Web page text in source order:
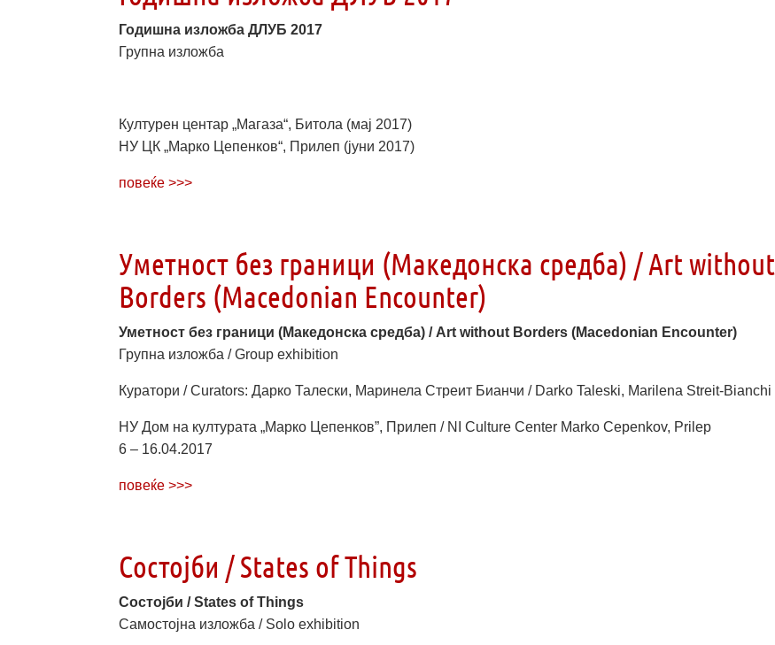
Годишна изложба ДЛУБ 2017
Групна изложба
Културен центар „Магаза“, Битола (мај 2017)
НУ ЦК „Марко Цепенков“, Прилеп (јуни 2017)
повеќе >>>
Уметност без граници (Македонска средба) / Art without
Borders (Macedonian Encounter)
Уметност без граници (Македонска средба) / Art without Borders (Macedonian Encounter)
Групна изложба / Group exhibition
Куратори / Curators: Дарко Талески, Маринела Стреит Бианчи / Darko Taleski, Marilena Streit-Bianchi
НУ Дом на културата „Марко Цепенков”, Прилеп / NI Culture Center Marko Cepenkov, Prilep
6 – 16.04.2017
повеќе >>>
Состојби / States of Things
Состојби / States of Things
Самостојна изложба / Solo exhibition